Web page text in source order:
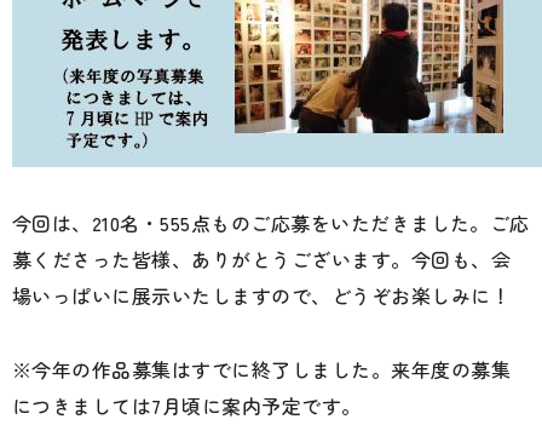
今回は、210名・555点ものご応募をいただきました。ご応
募くださった皆様、ありがとうございます。今回も、会
場いっぱいに展示いたしますので、どうぞお楽しみに！
※今年の作品募集はすでに終了しました。来年度の募集
につきましては7月頃に案内予定です。